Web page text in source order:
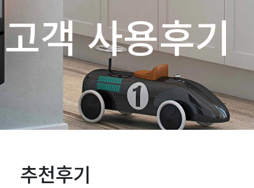
고객 사용후기
추천후기